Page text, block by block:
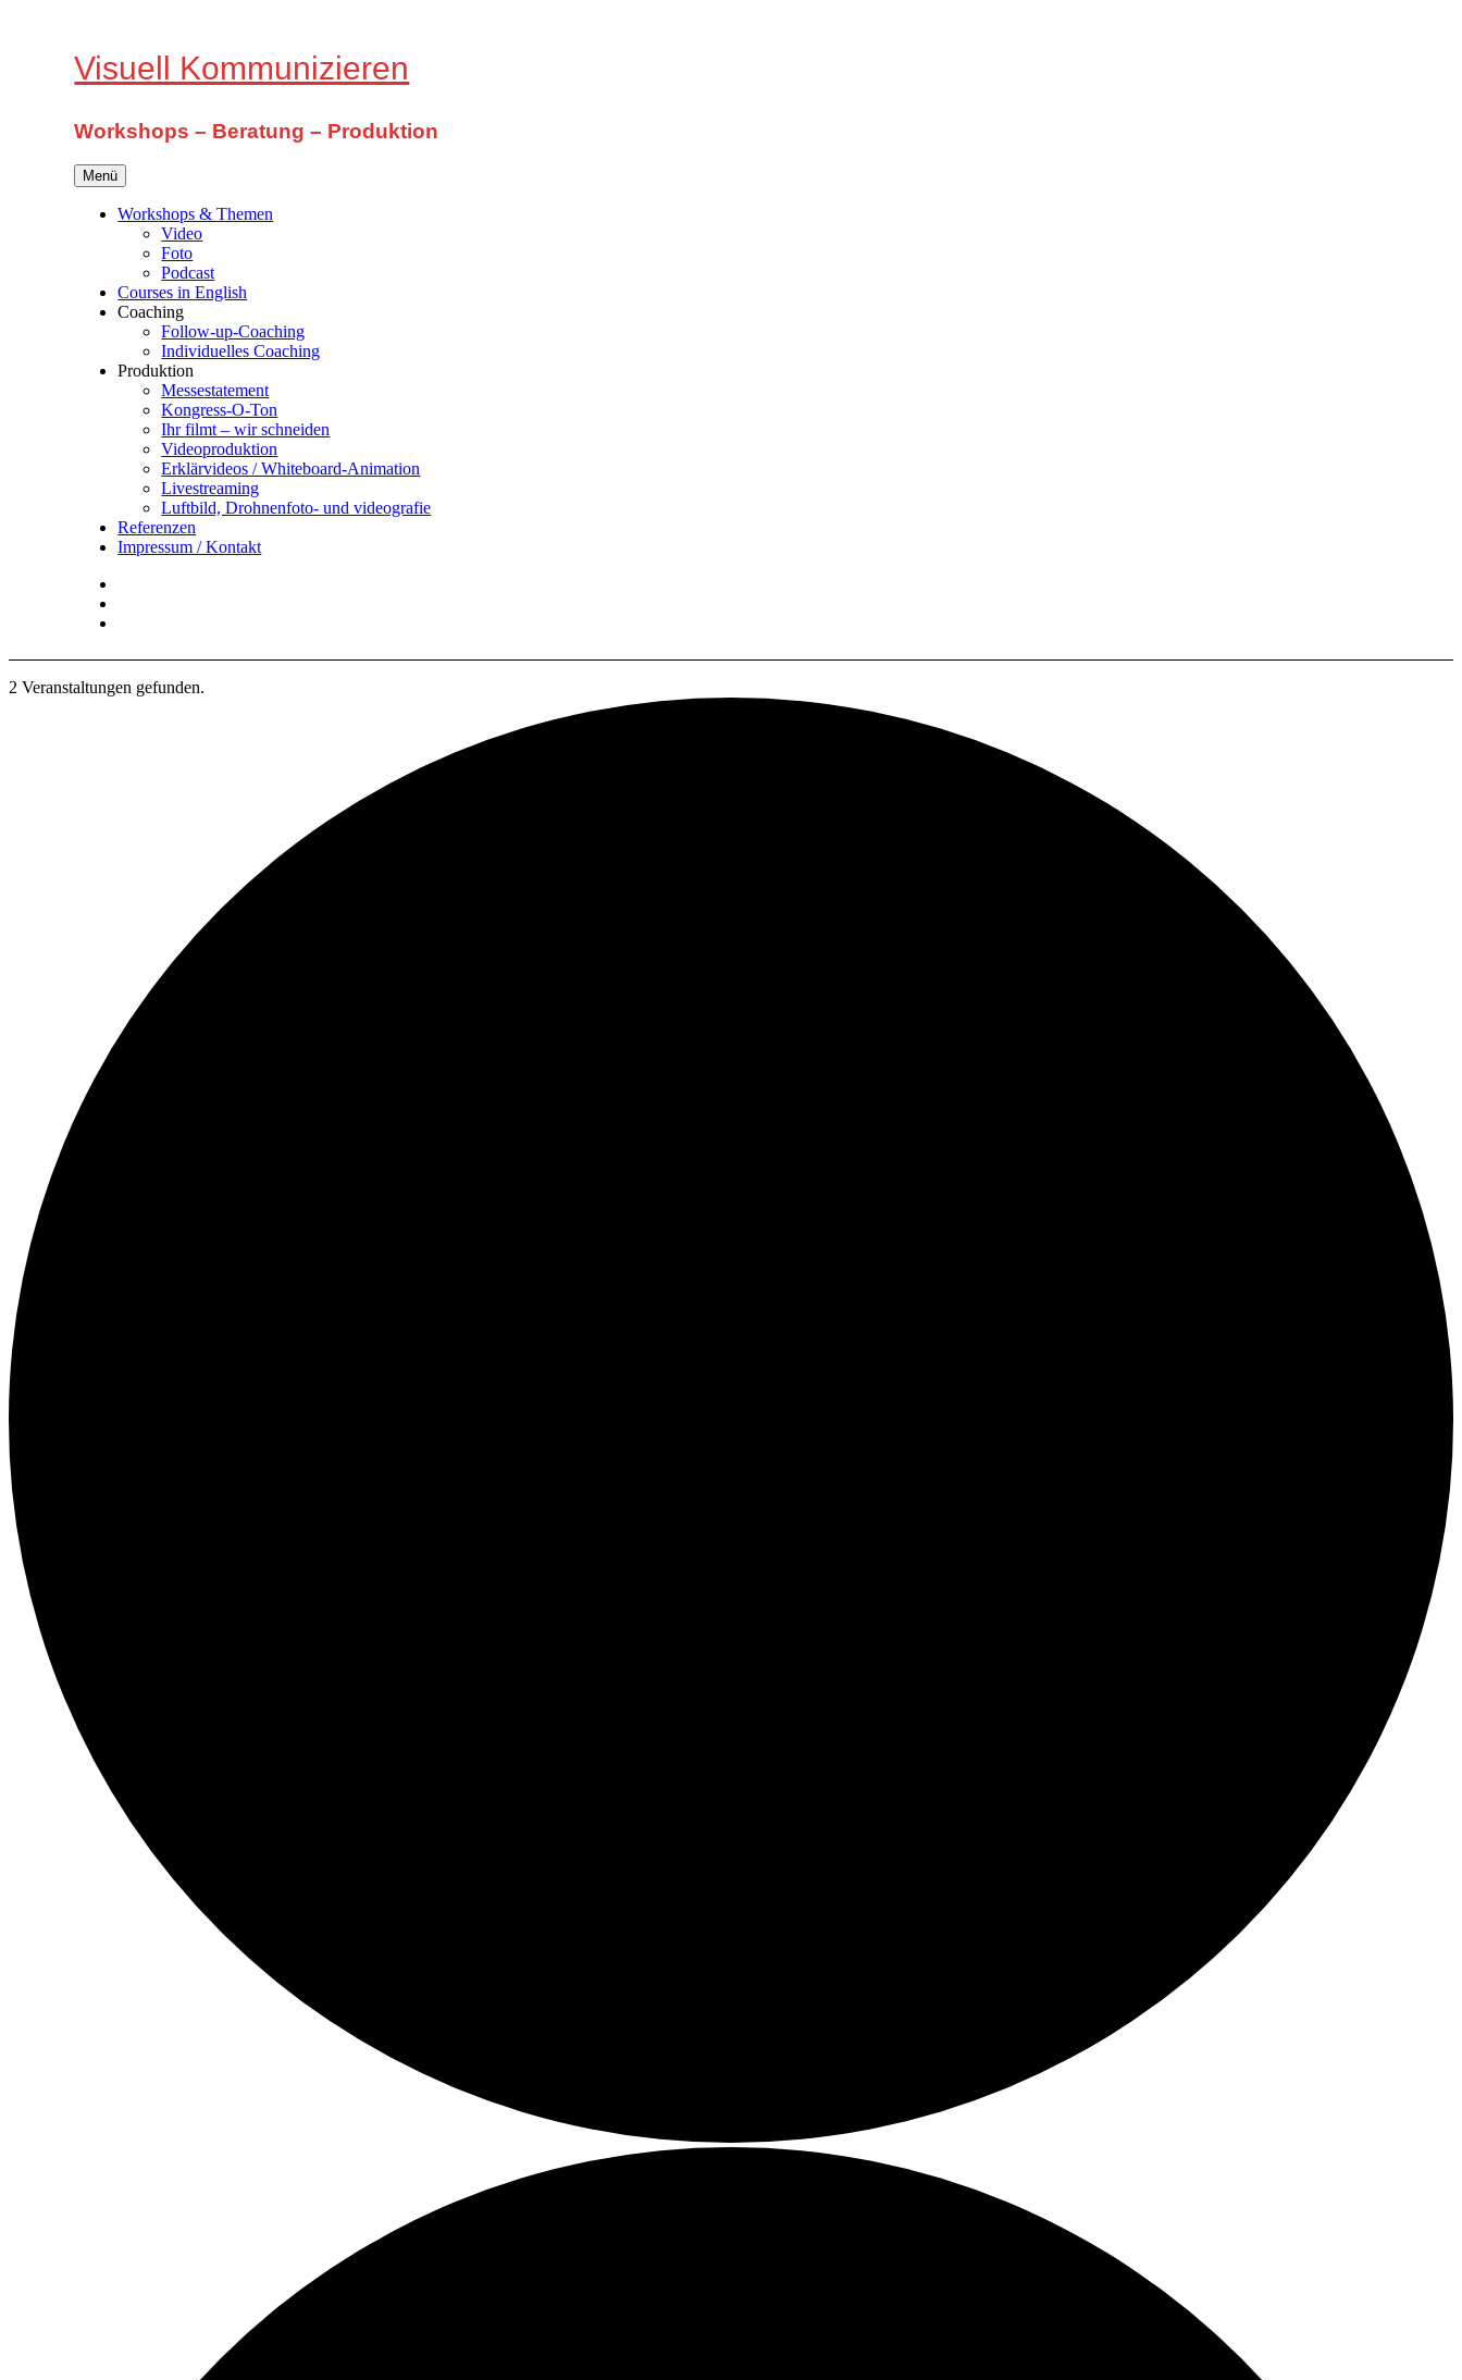
Visuell Kommunizieren
Workshops – Beratung – Produktion
Menü
Workshops & Themen
Video
Foto
Podcast
Courses in English
Coaching
Follow-up-Coaching
Individuelles Coaching
Produktion
Messestatement
Kongress-O-Ton
Ihr filmt – wir schneiden
Videoproduktion
Erklärvideos / Whiteboard-Animation
Livestreaming
Luftbild, Drohnenfoto- und videografie
Referenzen
Impressum / Kontakt
2 Veranstaltungen gefunden.